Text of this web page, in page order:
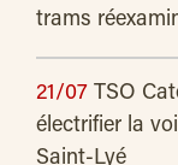
trams
21/07 TSO
électrifier la
Saint-Lyé